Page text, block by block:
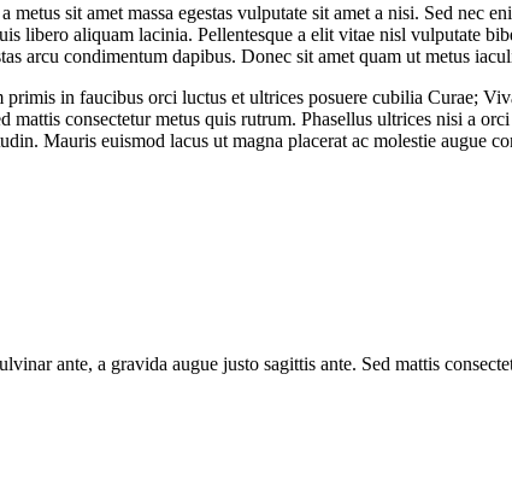
sit amet massa egestas vulputate sit amet a nisi. Sed nec
libero aliquam lacinia. Pellentesque a elit vitae nisl vulputate
arcu condimentum dapibus. Donec sit amet quam ut metus
in faucibus orci luctus et ultrices posuere cubilia Curae;
consectetur metus quis rutrum. Phasellus ultrices nisi a
Mauris euismod lacus ut magna placerat ac molestie augue
ante, a gravida augue justo sagittis ante. Sed mattis